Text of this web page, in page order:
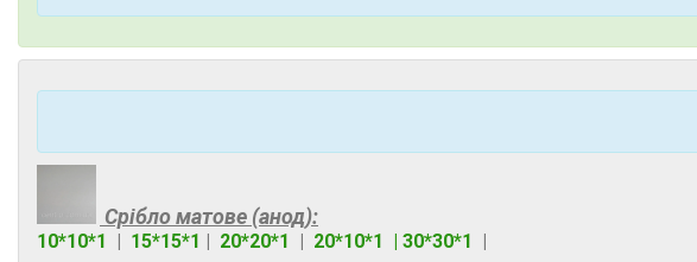
Колір
Білий матовий 2
Білосніжний матовий 3
Серебро глянец 7
Срібло матове (анод):
10*10*1 | 15*15*1 | 20*20*1 | 20*10*1 | 30*30*1 |